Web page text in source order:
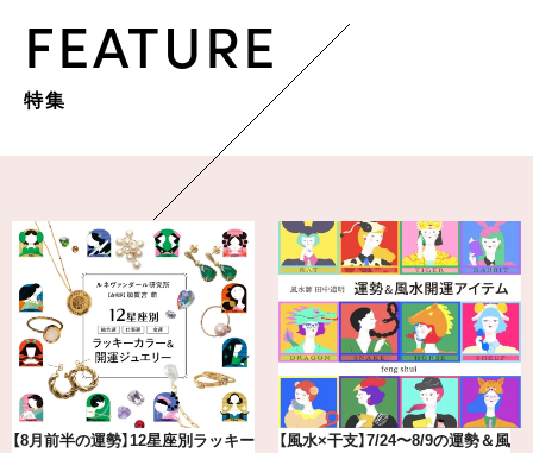
FEATURE
特集
【涼しい通勤ワイドパンツ】“楽して
気分が上がる「フルラ」のアイウ